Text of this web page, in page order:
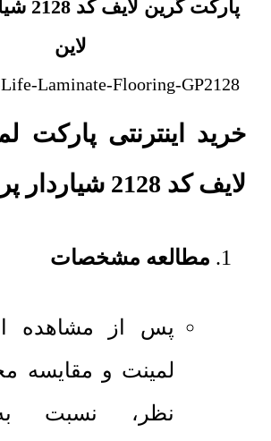
پارکت
لاین
Laminate-Flooring-GP2128
خرید اینترنتی پارکت
لایف کد 2128 شیاردار پرمیوم لاین
مطالعه مشخصات
پس از مشاهده
لمینت و مقایسه
نظر، نسبت